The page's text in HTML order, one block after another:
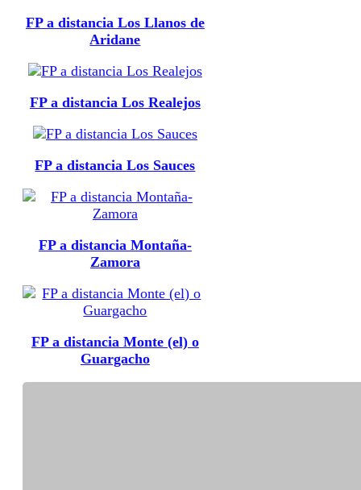
FP a distancia Los Llanos de
Aridane
FP a distancia Los Realejos
FP a distancia Los Sauces
FP a distancia Montaña-
Zamora
FP a distancia Monte (el) o
Guargacho